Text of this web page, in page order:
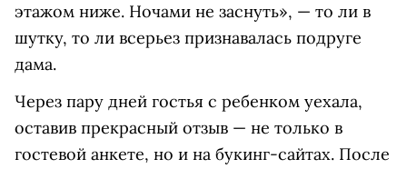
этажом ниже. Ночами не заснуть», — то ли в
шутку, то ли всерьез признавалась подруге
дама.
Через пару дней гостья с ребенком уехала,
оставив прекрасный отзыв — не только в
гостевой анкете, но и на букинг-сайтах. После